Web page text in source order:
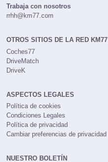
Trabaja con nosotros
rrhh@km77.com
OTROS SITIOS DE LA RED KM77
Coches77
DriveMatch
DriveK
ASPECTOS LEGALES
Política de cookies
Condiciones Legales
Política de privacidad
Cambiar preferencias de privacidad
NUESTRO BOLETÍN